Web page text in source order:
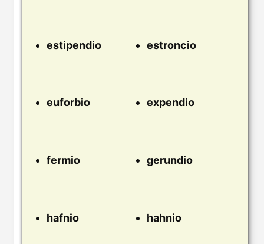
estipendio estroncio
euforbio expendio
fermio gerundio
hafnio hahnio